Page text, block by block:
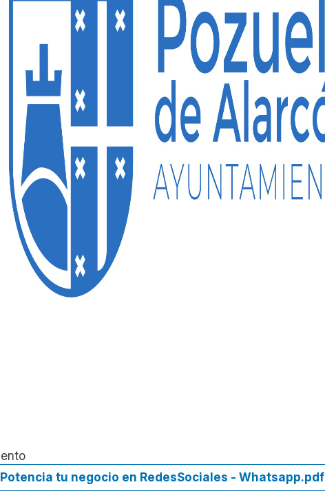
tu negocio en RedesSociales - Whatsapp.pdf